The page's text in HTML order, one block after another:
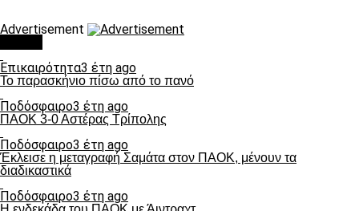
Advertisement
Επικαιρότητα3 έτη ago
Το παρασκήνιο πίσω από το πανό
Ποδόσφαιρο3 έτη ago
ΠΑΟΚ 3-0 Αστέρας Τρίπολης
Ποδόσφαιρο3 έτη ago
Έκλεισε η μεταγραφή Σαμάτα στον ΠΑΟΚ, μένουν τα
διαδικαστικά
Ποδόσφαιρο3 έτη ago